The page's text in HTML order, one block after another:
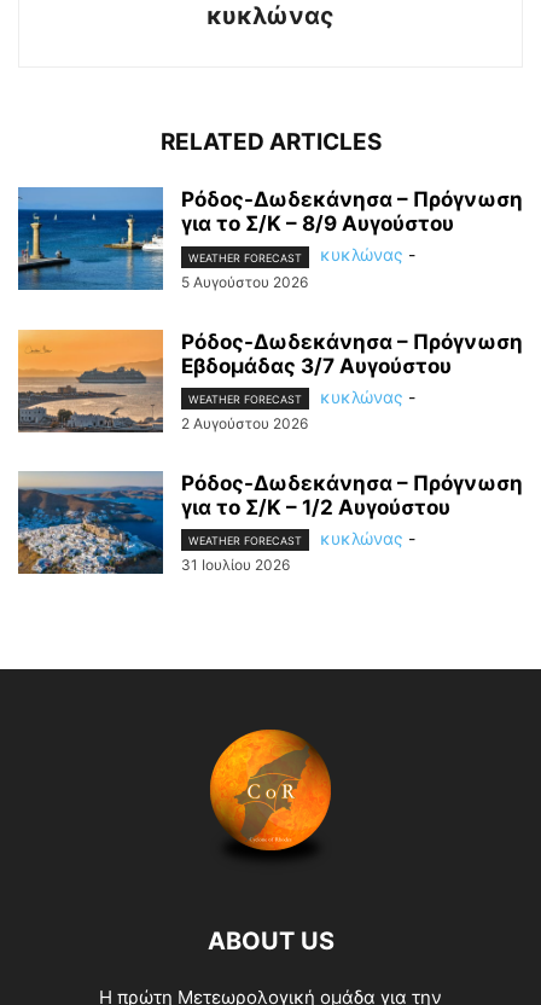
κυκλώνας
RELATED ARTICLES
Ρόδος-Δωδεκάνησα – Πρόγνωση
για το Σ/Κ – 8/9 Αυγούστου
WEATHER FORECAST κυκλώνας -
5 Αυγούστου 2026
Ρόδος-Δωδεκάνησα – Πρόγνωση
Εβδομάδας 3/7 Αυγούστου
WEATHER FORECAST κυκλώνας -
2 Αυγούστου 2026
Ρόδος-Δωδεκάνησα – Πρόγνωση
για το Σ/Κ – 1/2 Αυγούστου
WEATHER FORECAST κυκλώνας -
31 Ιουλίου 2026
ABOUT US
Η πρώτη Μετεωρολογική ομάδα για την